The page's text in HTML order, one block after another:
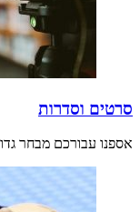
סרטים וסדרות
אספנו עבורכם מבחר